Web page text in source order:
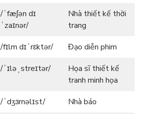
/ˈfæʃən dɪ
ˈzaɪnər/
Nhà thiết kế thời
trang
/fɪlm dɪˈrɛktər/
Đạo diễn phim
/ˈɪləˌstreɪtər/
Họa sĩ thiết kế
tranh minh họa
/ˈdʒɜrnəlɪst/
Nhà báo